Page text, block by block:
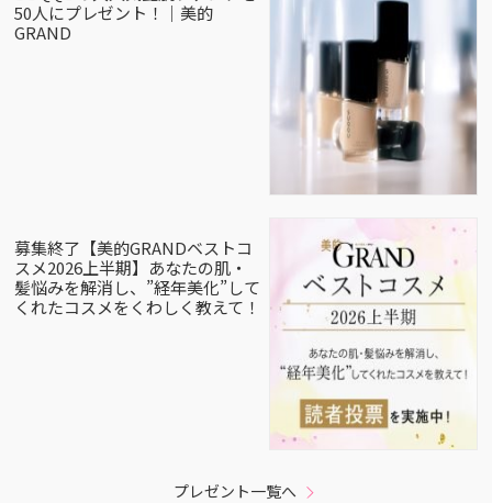
50人にプレゼント！｜美的
GRAND
募集終了【美的GRANDベストコ
スメ2026上半期】あなたの肌・
髪悩みを解消し、”経年美化”して
くれたコスメをくわしく教えて！
プレゼント一覧へ